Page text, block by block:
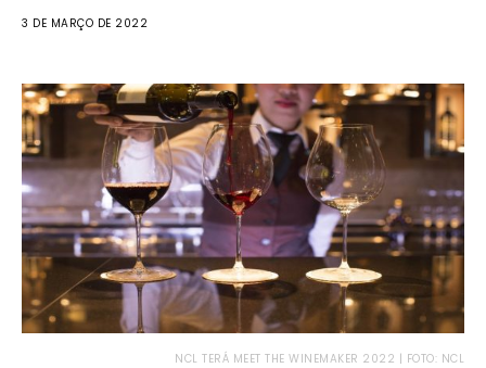
3 DE MARÇO DE 2022
NCL TERÁ MEET THE WINEMAKER 2022 | FOTO: NCL